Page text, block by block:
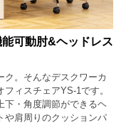
可動肘&ヘッドレス
ク。そんなデスクワーカ
ィスチェアYS-1です。
下・角度調節ができるヘ
や肩周りのクッションパ